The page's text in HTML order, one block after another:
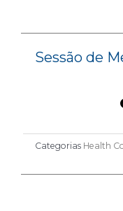
Sessão de
Categorias Health